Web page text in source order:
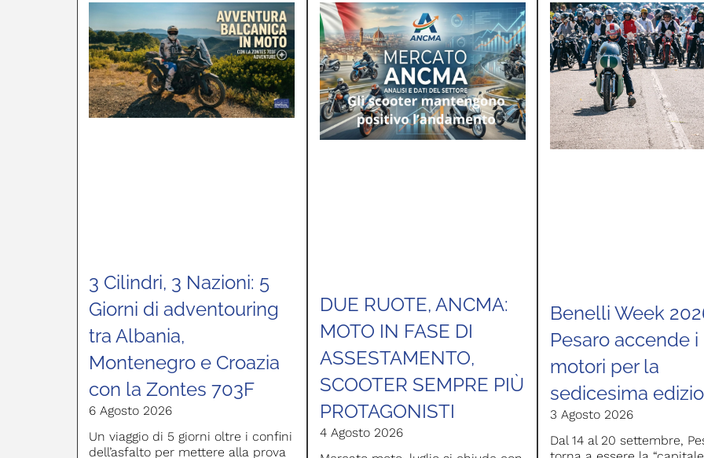
3 Cilindri, 3 Nazioni: 5
Giorni di adventouring
tra Albania,
Montenegro e Croazia
con la Zontes 703F
6 Agosto 2026
Un viaggio di 5 giorni oltre i confini
dell’asfalto per mettere alla prova
DUE RUOTE, ANCMA:
MOTO IN FASE DI
ASSESTAMENTO,
SCOOTER SEMPRE PIÙ
PROTAGONISTI
4 Agosto 2026
Benelli Week
Pesaro accende i
motori per la
sedicesima
3 Agosto 2026
Dal 14 al 20 settembre,